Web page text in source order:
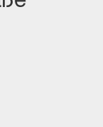
vom Typ